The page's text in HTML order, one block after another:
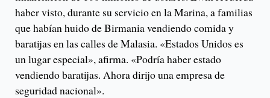
haber visto, durante su servicio en la Marina, a familias
que habían huido de Birmania vendiendo comida y
baratijas en las calles de Malasia. «Estados Unidos es
un lugar especial», afirma. «Podría haber estado
vendiendo baratijas. Ahora dirijo una empresa de
seguridad nacional».